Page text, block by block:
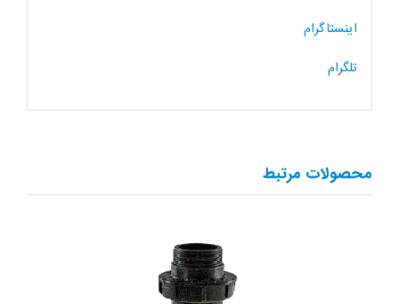
اینستاگرام
تلگرام
محصولات مرتبط